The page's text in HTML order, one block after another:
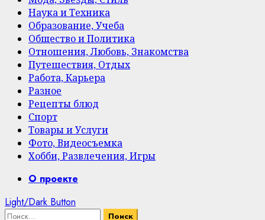
Наука и Техника
Образование, Учеба
Общество и Политика
Отношения, Любовь, Знакомства
Путешествия, Отдых
Работа, Карьера
Разное
Рецепты блюд
Спорт
Товары и Услуги
Фото, Видеосъемка
Хобби, Развлечения, Игры
PrimaryО проекте
Light/Dark Button
Найти: